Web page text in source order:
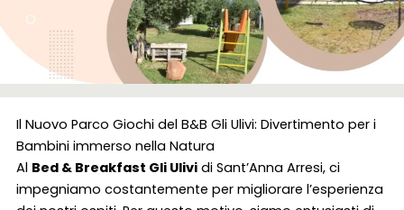
Il Nuovo Parco Giochi del B&B Gli Ulivi: Divertimento per i
Bambini immerso nella Natura
Al Bed & Breakfast Gli Ulivi di Sant’Anna Arresi, ci
impegniamo costantemente per migliorare l’esperienza